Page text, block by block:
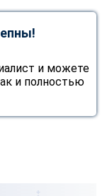
и можете
и полностью